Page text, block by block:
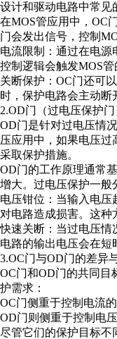
设计和驱动电路中常见
在MOS管应用中，OC
门会发出信号，控制
电流限制：通过在电
控制逻辑会触发MOS
关断保护：OC门还可
时，保护电路会主动断
2.OD门（过电压保护门
OD门是针对过电压情
压应用中，如果电压过
采取保护措施。
OD门的工作原理通常
增大。过电压保护一般
电压钳位：当输入电
对电路造成损害。这
快速关断：当过电压情
电路的输出电压会在
3.OC门与OD门的差异
OC门和OD门的共同目
护需求：
OC门侧重于控制电流
OD门则侧重于控制电
尽管它们的保护目标不